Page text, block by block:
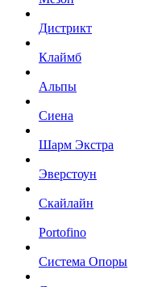
Дистрикт
Клаймб
Альпы
Сиена
Шарм Экстра
Эверстоун
Скайлайн
Portofino
Система Опоры